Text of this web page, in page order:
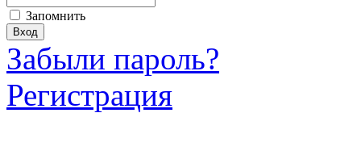
Запомнить
Забыли пароль?
Регистрация